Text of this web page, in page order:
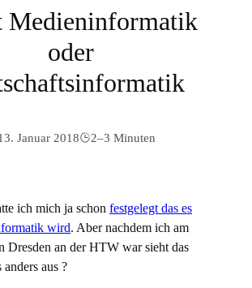
Medieninformatik
oder
Januar 2018 2–3 Minuten
ich mich ja schon festgelegt das es
wird. Aber nachdem ich am
Dresden an der HTW war sieht das
aus ?